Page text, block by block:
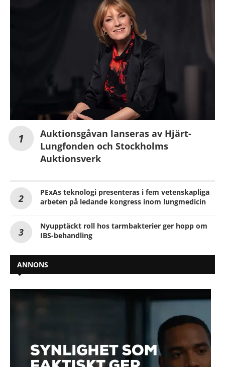
Auktionsgåvan lanseras av Hjärt-
Lungfonden och Stockholms
Auktionsverk
PExAs teknologi presenteras i fem vetenskapliga
arbeten på ledande kongress inom lungmedicin
Nyupptäckt roll hos tarmbakterier ger hopp om
IBS-behandling
ANNONS